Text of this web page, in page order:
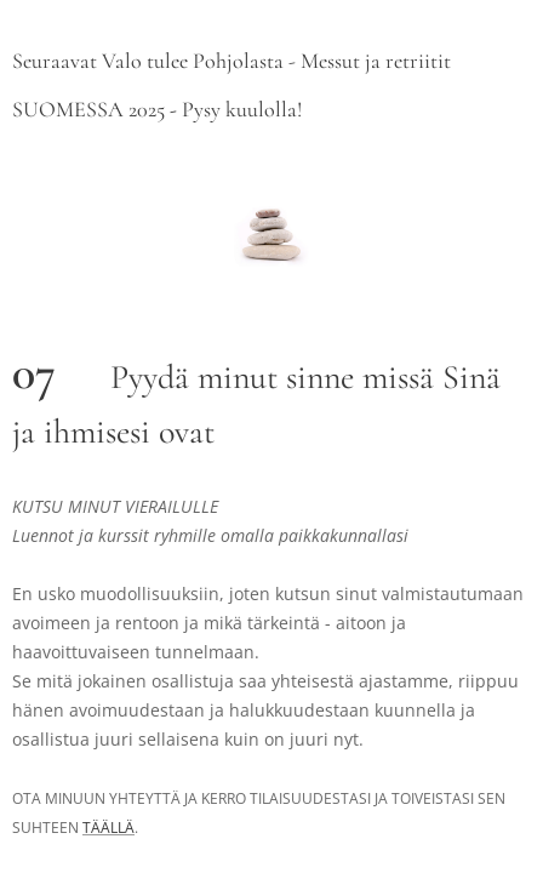
Seuraavat Valo tulee Pohjolasta - Messut ja retriitit
SUOMESSA 2025- Pysy kuulolla!
07
Pyydä minut sinne missä Sinä
ja ihmisesi ovat
KUTSU MINUT VIERAILULLE
Luennot ja kurssit ryhmille omalla paikkakunnallasi
En usko muodollisuuksiin, joten kutsun sinut valmistautumaan
avoimeen ja rentoon ja mikä tärkeintä - aitoon ja
haavoittuvaiseen tunnelmaan.
Se mitä jokainen osallistuja saa yhteisestä ajastamme, riippuu
hänen avoimuudestaan ja halukkuudestaan kuunnella ja
osallistua juuri sellaisena kuin on juuri nyt.
OTA MINUUN YHTEYTTÄ JA KERRO TILAISUUDESTASI JA TOIVEISTASI SEN
SUHTEEN TÄÄLLÄ.